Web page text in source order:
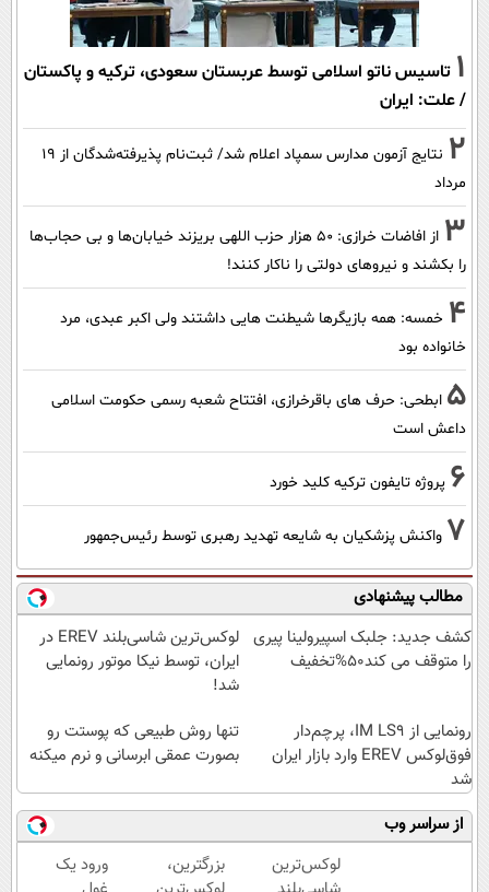
1 تاسیس ناتو اسلامی توسط عربستان سعودی، ترکیه و پاکستان
/ علت: ایران
2
نتایج آزمون مدارس سمپاد اعلام شد/ ثبت‌نام پذیرفته‌شدگان از ۱۹
مرداد
3
از افاضات خرازی: ۵۰ هزار حزب اللهی بریزند خیابان‌ها و بی حجاب‌ها
را بکشند و نیرو‌های دولتی را ناکار کنند!
4 خمسه: همه بازیگرها شیطنت هایی داشتند ولی اکبر عبدی، مرد
خانواده بود
5 ابطحی: حرف های باقرخرازی، افتتاح شعبه رسمی حکومت اسلامی
داعش است
6 پروژه تایفون ترکیه کلید خورد
7 واکنش پزشکیان به شایعه تهدید رهبری توسط رئیس‌جمهور
مطالب پیشنهادی
کشف جدید: جلبک اسپیرولینا پیری
را متوقف می کند50%تخفیف
لوکس‌ترین شاسی‌بلند EREV در
ایران، توسط نیکا موتور رونمایی
شد!
رونمایی از IM LS9، پرچم‌دار
فوق‌لوکس EREV وارد بازار ایران
شد
تنها روش طبیعی که پوستت رو
بصورت عمقی ابرسانی و نرم میکنه
از سراسر وب
لوکس‌ترین
بزرگترین،
ورود یک